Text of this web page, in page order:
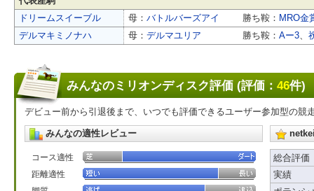
ドリームスイーブル
母： バトルバーズアイ 勝ち鞍： MRO金
デルマキミノナハ
母： デルマユリア 勝ち鞍： Aー3、
みんなのミリオンディスク評価 (評価： 46件)
デビュー前から引退後まで、いつでも評価できるユーザー参加型の競
みんなの適性レビュー
コース適性
距離適性
総合評価
実績